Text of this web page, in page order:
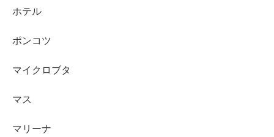
ホテル
ポンコツ
マイクロブタ
マス
マリーナ